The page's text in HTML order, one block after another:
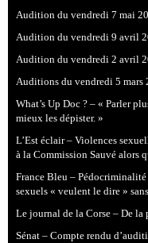
Audition du vendredi 7 mai
Audition du vendredi 9 avril
Audition du vendredi 2 avril
Auditions du vendredi 5 mars
What’s Up Doc ? – « Parler
mieux les dépister. »
L’Est éclair – Violences
à la Commission Sauvé alors
France Bleu – Pédocriminalité
sexuels « veulent le dire »
Le journal de la Corse – De
Sénat – Compte rendu